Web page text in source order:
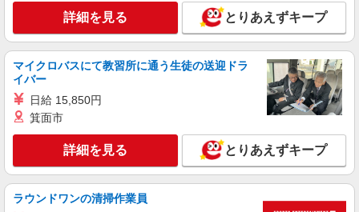
紹介予定派遣
株式会社シエロ
携帯販売スタッフ【softbank】
月給255500円〜280500円（経験・能力によ
る） （地域手当：24000円を含む） ・賞与あり ・
時間外手当あり（平均残業時間：10h/月） ・地域
手当/職能手当あり ・Workstyle支援金（4000円/
費別途支給（規定あり） ゜+゜・。○。・゜
+゜・。○。・゜+゜ 入社祝い金10万円支給(規定
有) お友達を紹介頂くと, インセンティブ支給(規定
有) ゜・。○。・゜+゜・。○。・゜+゜
キープ 詳細を見る
派遣社員 紹介予定派遣
株式会社シエロ
【ドコモ】の店舗スタッフ
詳細を見る とりあえずキープ
マイクロバスにて教習所に通う生徒の送迎ドラ
イバー
日給 15,850円
箕面市
詳細を見る とりあえずキープ
ラウンドワンの清掃作業員